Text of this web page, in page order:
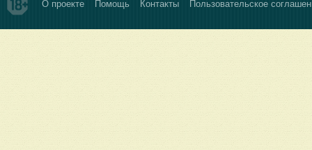
О проекте Помощь Контакты Пользовательское